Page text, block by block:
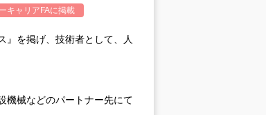
キャリアFAに掲載
』を掲げ、技術者として、人
機械などのパートナー先にて